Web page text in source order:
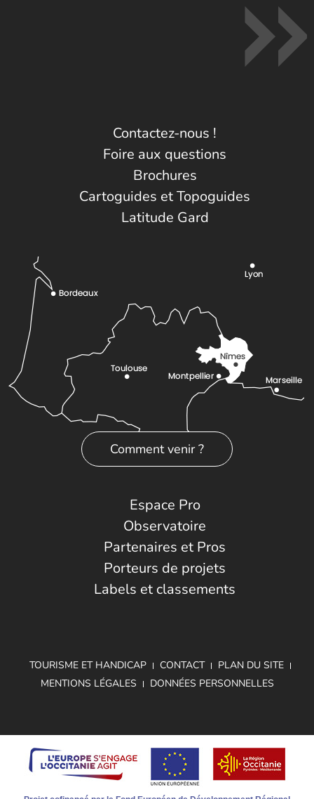
Contactez-nous !
Foire aux questions
Brochures
Cartoguides et Topoguides
Latitude Gard
Comment venir ?
Espace Pro
Observatoire
Partenaires et Pros
Porteurs de projets
Labels et classements
TOURISME ET HANDICAP CONTACT
PLAN DU SITE
MENTIONS LÉGALES
DONNÉES PERSONNELLES